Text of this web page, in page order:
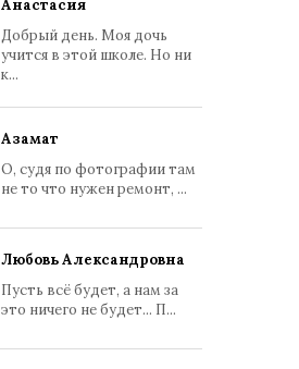
Анастасия
Добрый день. Моя дочь
учится в этой школе. Но ни
к...
Азамат
О, судя по фотографии там
не то что нужен ремонт, ...
Любовь Александровна
Пусть всё будет, а нам за
это ничего не будет... П...